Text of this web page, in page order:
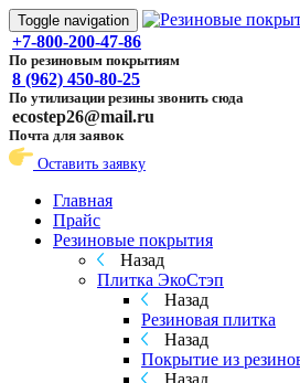
Toggle navigation
+7-800-200-47-86
По резиновым покрытиям
8 (962) 450-80-25
По утилизации резины звонить сюда
ecostep26@mail.ru
Почта для заявок
Оставить заявку
Главная
Прайс
Резиновые покрытия
Назад
Плитка ЭкоСтэп
Назад
Резиновая плитка
Назад
Покрытие из
Назад